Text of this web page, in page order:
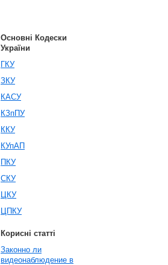
Основні Кодески
України
ГКУ
ЗКУ
КАСУ
КЗпПУ
ККУ
КУпАП
ПКУ
СКУ
ЦКУ
ЦПКУ
Корисні статті
Законно ли
видеонаблюдение в